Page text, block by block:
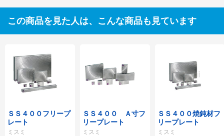
この商品を見た人は、こんな商品も見ています
ＳＳ４００フリープ
レート
ミスミ
ＳＳ４００ Ａ寸フ
リープレート
ミスミ
ＳＳ４００焼鈍材フ
リープレート
ミスミ